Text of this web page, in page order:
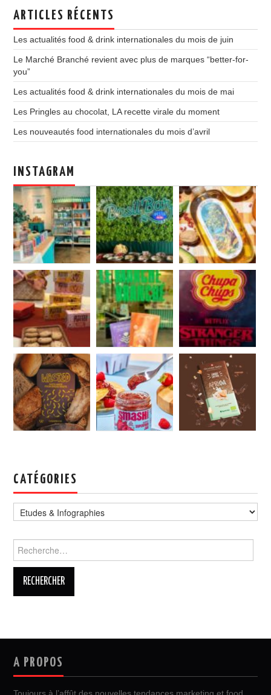
ARTICLES RÉCENTS
Les actualités food & drink internationales du mois de juin
Le Marché Branché revient avec plus de marques “better-for-
you”
Les actualités food & drink internationales du mois de mai
Les Pringles au chocolat, LA recette virale du moment
Les nouveautés food internationales du mois d’avril
INSTAGRAM
CATÉGORIES
A PROPOS